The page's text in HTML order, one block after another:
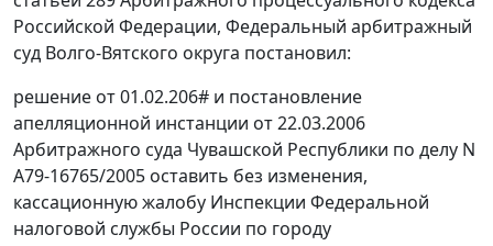
Российской Федерации, Федеральный арбитражный
суд Волго-Вятского округа постановил:
решение от 01.02.206# и постановление
апелляционной инстанции от 22.03.2006
Арбитражного суда Чувашской Республики по делу N
А79-16765/2005 оставить без изменения,
кассационную жалобу Инспекции Федеральной
налоговой службы России по городу